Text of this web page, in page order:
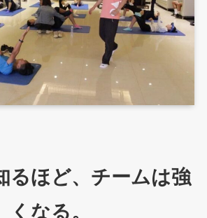
るほど、チームは強
くなる。